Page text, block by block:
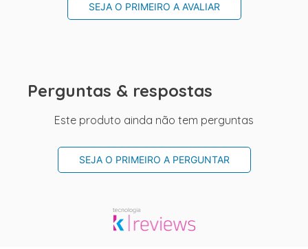
SEJA O PRIMEIRO A AVALIAR
Perguntas & respostas
Este produto ainda não tem perguntas
SEJA O PRIMEIRO A PERGUNTAR